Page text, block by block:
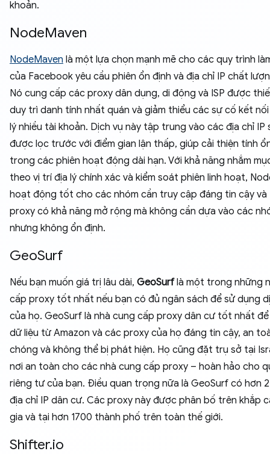
khoản.
NodeMaven
NodeMaven là một lựa chọn mạnh mẽ cho các quy trình
của Facebook yêu cầu phiên ổn định và địa chỉ IP chất
Nó cung cấp các proxy dân dụng, di động và ISP được
duy trì danh tính nhất quán và giảm thiểu các sự cố kết
lý nhiều tài khoản. Dịch vụ này tập trung vào các địa chỉ IP
được lọc trước với điểm gian lận thấp, giúp cải thiện tính
trong các phiên hoạt động dài hạn. Với khả năng nhắm
theo vị trí địa lý chính xác và kiểm soát phiên linh hoạt,
hoạt động tốt cho các nhóm cần truy cập đáng tin cậy
proxy có khả năng mở rộng mà không cần dựa vào các
nhưng không ổn định.
GeoSurf
Nếu bạn muốn giá trị lâu dài, GeoSurflà ​​một trong những
cấp proxy tốt nhất nếu bạn có đủ ngân sách để sử dụng
của họ. GeoSurf là ​​nhà cung cấp proxy dân cư tốt nhất
dữ liệu từ Amazon và các proxy của họ đáng tin cậy, an
chóng và không thể bị phát hiện. Họ cũng đặt trụ sở tại
nơi an toàn cho các nhà cung cấp proxy – hoàn hảo cho
riêng tư của bạn. Điều quan trọng nữa là GeoSurf có hơn
địa chỉ IP dân cư. Các proxy này được phân bố trên khắp
gia và tại hơn 1700 thành phố trên toàn thế giới.
Shifter.io